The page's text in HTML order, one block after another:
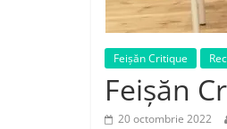
Feișăn Critique
Feișăn
20 octombrie 2022